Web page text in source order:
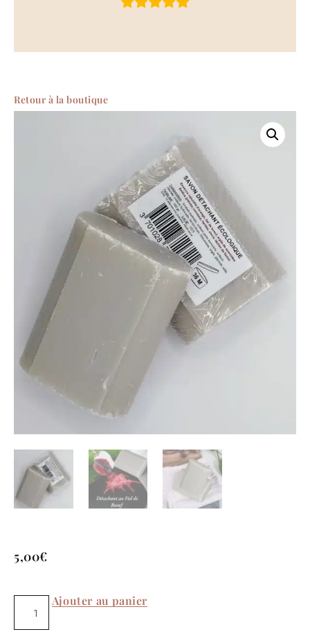
Retour à la boutique
5,00€
Ajouter au panier